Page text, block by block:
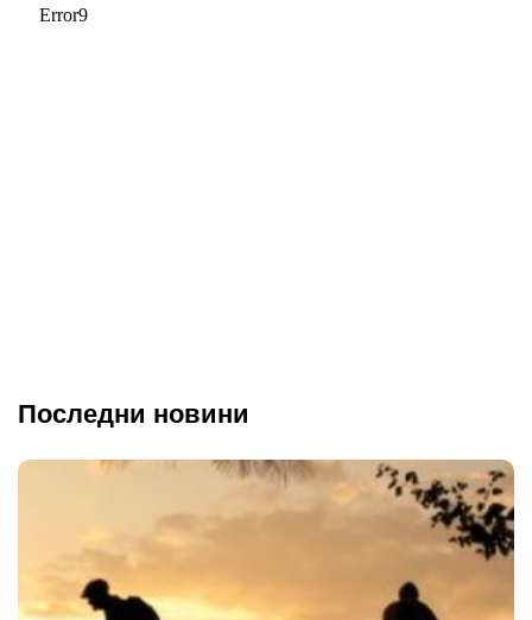
Последни новини